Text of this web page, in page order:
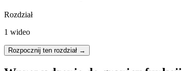
Rozdział
1 wideo
Rozpocznij ten rozdział →